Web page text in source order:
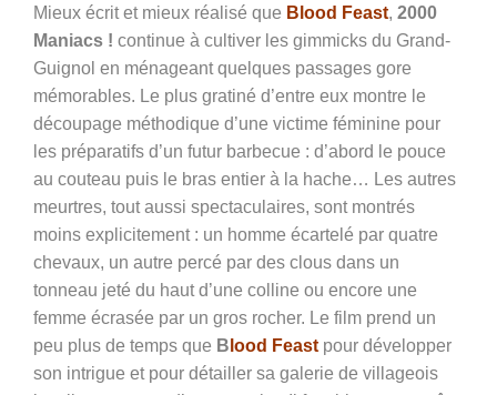
Mieux écrit et mieux réalisé que Blood Feast, 2000
Maniacs ! continue à cultiver les gimmicks du Grand-
Guignol en ménageant quelques passages gore
mémorables. Le plus gratiné d’entre eux montre le
découpage méthodique d’une victime féminine pour
les préparatifs d’un futur barbecue : d’abord le pouce
au couteau puis le bras entier à la hache… Les autres
meurtres, tout aussi spectaculaires, sont montrés
moins explicitement : un homme écartelé par quatre
chevaux, un autre percé par des clous dans un
tonneau jeté du haut d’une colline ou encore une
femme écrasée par un gros rocher. Le film prend un
peu plus de temps que B lood Feast pour développer
son intrigue et pour détailler sa galerie de villageois